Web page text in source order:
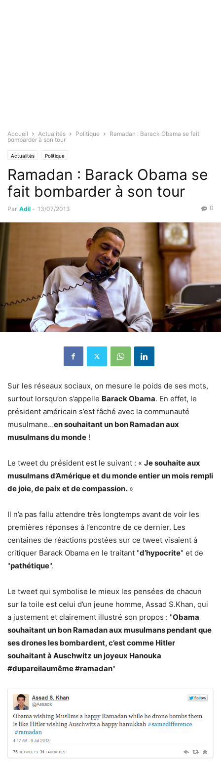
Accueil Actualités Politique
Ramadan : Barack Obama se fait
bombarder à son tour
Actualités Politique
Ramadan : Barack Obama se
fait bombarder à son tour
Par Adil - 13/07/2013 0
Sur les réseaux sociaux, on mesure le poids de ses mots,
surtout lorsqu’on s’appelle Barack Obama. En effet, le
président américain s’est fâché avec la communauté
musulmane…en souhaitant un bon Ramadan aux
musulmans du monde !
Le tweet du président est le suivant : « Je souhaite aux
musulmans d’Amérique et du monde entier un mois rempli
de joie, de paix et de compassion. »
Il n’a pas fallu attendre très longtemps avant de voir les
premières réponses à l’encontre de ce dernier. Les
centaines de réactions postées sur ce tweet visaient à
critiquer Barack Obama en le traitant "d’hypocrite" et de
"pathétique".
Le tweet qui symbolise le mieux les pensées de chacun
sur la toile est celui d’un jeune homme, Assad S.Khan, qui
a justement et clairement illustré son propos : "Obama
souhaitant un bon Ramadan aux musulmans pendant que
ses drones les bombardent, c’est comme Hitler
souhaitant à Auschwitz un joyeux Hanouka
#dupareilaumême #ramadan"